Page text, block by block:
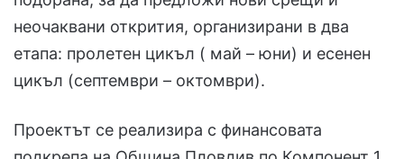
неочаквани открития, организирани в два
етапа: пролетен цикъл ( май – юни) и есенен
цикъл (септември – октомври).
Проектът се реализира с финансовата